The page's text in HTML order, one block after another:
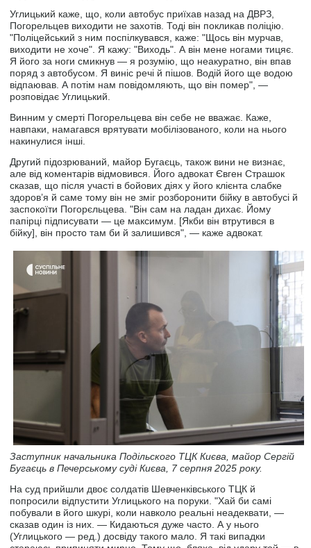
Углицький каже, що, коли автобус приїхав назад на ДВРЗ,
Погорельцев виходити не захотів. Тоді він покликав поліцію.
"Поліцейський з ним поспілкувався, каже: "Щось він мурчав,
виходити не хоче". Я кажу: "Виходь". А він мене ногами тицяє.
Я його за ноги смикнув — я розумію, що неакуратно, він впав
поряд з автобусом. Я виніс речі й пішов. Водій його ще водою
відпаював. А потім нам повідомляють, що він помер", —
розповідає Углицький.
Винним у смерті Погорельцева він себе не вважає. Каже,
навпаки, намагався врятувати мобілізованого, коли на нього
накинулися інші.
Другий підозрюваний, майор Бугаєць, також вини не визнає,
але від коментарів відмовився. Його адвокат Євген Страшок
сказав, що після участі в бойових діях у його клієнта слабке
здоров’я й саме тому він не зміг розборонити бійку в автобусі й
заспокоїти Погорєльцева. "Він сам на ладан дихає. Йому
папірці підписувати — це максимум. [Якби він втрутився в
бійку], він просто там би й залишився", — каже адвокат.
Заступник начальника Подільского ТЦК Києва, майор Сергій
Бугаєць в Печерському суді Києва, 7 серпня 2025 року.
На суд прийшли двоє солдатів Шевченківського ТЦК й
попросили відпустити Углицького на поруки. "Хай би самі
побували в його шкурі, коли навколо реальні неадеквати, —
сказав один із них. — Кидаються дуже часто. А у нього
(Углицького — ред.) досвіду такого мало. Я такі випадки